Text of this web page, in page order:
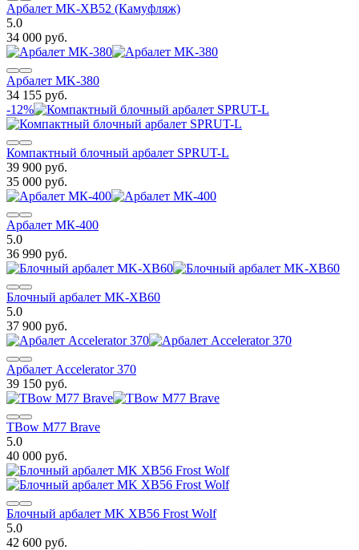
Арбалет MK-XB52 (Камуфляж)
5.0
34 000 руб.
Арбалет MK-380
34 155 руб.
-12%
Компактный блочный арбалет SPRUT-L
39 900 руб.
35 000 руб.
Арбалет МК-400
5.0
36 990 руб.
Блочный арбалет MK-XB60
5.0
37 900 руб.
Арбалет Accelerator 370
39 150 руб.
TBow M77 Brave
5.0
40 000 руб.
Блочный арбалет MK XB56 Frost Wolf
5.0
42 600 руб.